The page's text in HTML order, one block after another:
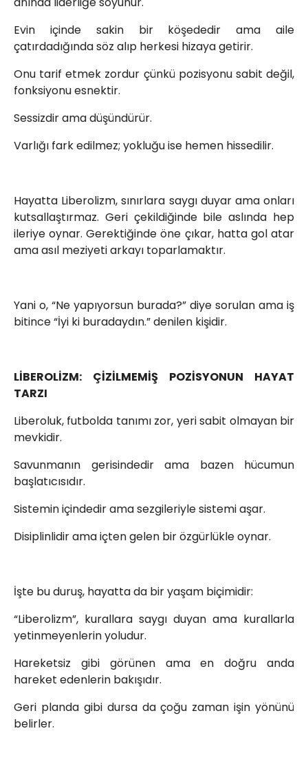
Evin içinde sakin bir köşededir ama aile
çatırdadığında söz alıp herkesi hizaya getirir.
Onu tarif etmek zordur çünkü pozisyonu sabit değil,
fonksiyonu esnektir.
Sessizdir ama düşündürür.
Varlığı fark edilmez; yokluğu ise hemen hissedilir.
Hayatta Liberolizm, sınırlara saygı duyar ama onları
kutsallaştırmaz. Geri çekildiğinde bile aslında hep
ileriye oynar. Gerektiğinde öne çıkar, hatta gol atar
ama asıl meziyeti arkayı toparlamaktır.
Yani o, “Ne yapıyorsun burada?” diye sorulan ama iş
bitince “İyi ki buradaydın.” denilen kişidir.
LİBEROLİZM: ÇİZİLMEMİŞ POZİSYONUN HAYAT
TARZI
Liberoluk, futbolda tanımı zor, yeri sabit olmayan bir
mevkidir.
Savunmanın gerisindedir ama bazen hücumun
başlatıcısıdır.
Sistemin içindedir ama sezgileriyle sistemi aşar.
Disiplinlidir ama içten gelen bir özgürlükle oynar.
İşte bu duruş, hayatta da bir yaşam biçimidir:
“Liberolizm”, kurallara saygı duyan ama kurallarla
yetinmeyenlerin yoludur.
Hareketsiz gibi görünen ama en doğru anda
hareket edenlerin bakışıdır.
Geri planda gibi dursa da çoğu zaman işin yönünü
belirler.